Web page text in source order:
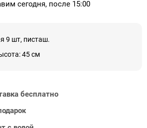
сегодня, после 15:00
9 шт, писташ.
45 см
бесплатно